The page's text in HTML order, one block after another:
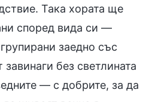
Така хората ще
според вида си —
заедно със
завинаги без светлината
— с добрите, за да